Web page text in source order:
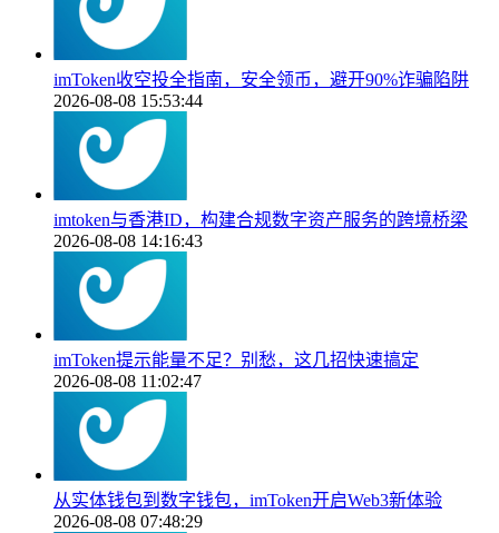
imToken收空投全指南，安全领币，避开90%诈骗陷阱
2026-08-08 15:53:44
imtoken与香港ID，构建合规数字资产服务的跨境桥梁
2026-08-08 14:16:43
imToken提示能量不足？别愁，这几招快速搞定
2026-08-08 11:02:47
从实体钱包到数字钱包，imToken开启Web3新体验
2026-08-08 07:48:29